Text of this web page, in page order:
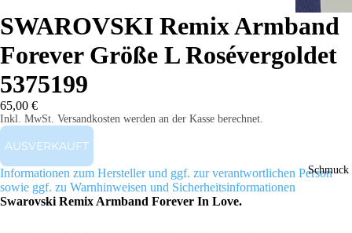
Schmuck
SWAROVSKI Remix Armband
Forever Größe L Rosévergoldet
5375199
65,00 €
Inkl. MwSt. Versandkosten werden an der Kasse berechnet.
AUSVERKAUFT
Informationen zum Hersteller und ggf. zur verantwortlichen Person
sowie ggf. zu Warnhinweisen und Sicherheitsinformationen
Swarovski Remix Armband Forever In Love.